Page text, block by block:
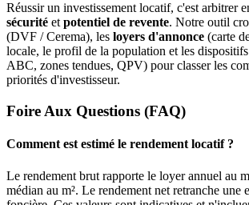
Réussir un investissement locatif, c'est arbitrer
sécurité et potentiel de revente. Notre outil
(DVF / Cerema), les loyers d'annonce (carte
locale, le profil de la population et les
ABC, zones tendues, QPV) pour classer les
priorités d'investisseur.
Foire Aux Questions (FAQ)
Comment est estimé le rendement locatif ?
Le rendement brut rapporte le loyer annuel au
médian au m². Le rendement net retranche une